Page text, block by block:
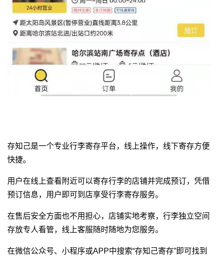
存知己是一个专业行李寄存平台， 线上操作，线下寄存方便
快捷。
用户在线上查看附近可以寄存行李的店铺并完成预订，凭借
预订信息，用户即可到店享受行李寄存服务。
在售后安全方面也不用担心，店铺实地考察，行李独立空间
存放专人看管，线上客服随时随地为您服务。
在微信公众号、小程序或APP中搜索“存知己寄存”即可找到